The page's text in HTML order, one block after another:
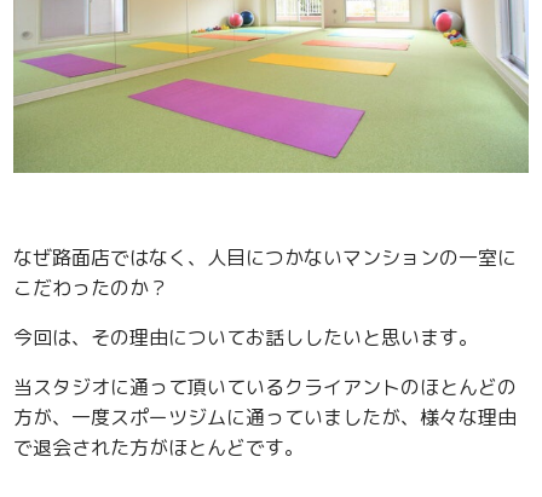
なぜ路面店ではなく、人目につかないマンションの一室に
こだわったのか？
今回は、その理由についてお話ししたいと思います。
当スタジオに通って頂いているクライアントのほとんどの
方が、一度スポーツジムに通っていましたが、様々な理由
で退会された方がほとんどです。